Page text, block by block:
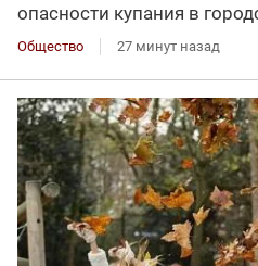
опасности купания в
Общество 27 минут назад